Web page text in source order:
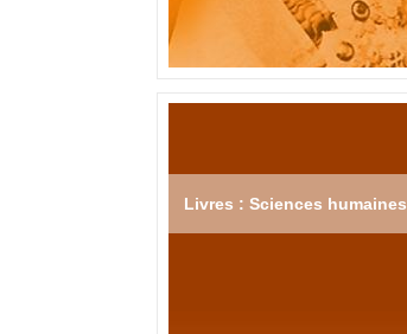
Livres : Sciences humaines